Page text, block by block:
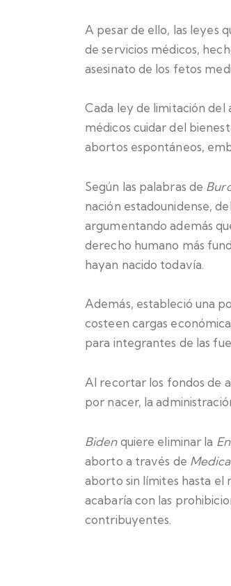
A pesar de ello, las leyes
de servicios médicos,
asesinato de los fetos
Cada ley de limitación
médicos cuidar del
abortos espontáneos,
Según las palabras de
nación estadounidense,
argumentando además
derecho humano más
hayan nacido todavía.
Además, estableció una
costeen cargas
para integrantes de las
Al recortar los fondos de
por nacer, la
Bidenquiere eliminar la
aborto a través de
aborto sin límites hasta
acabaría con las
contribuyentes.